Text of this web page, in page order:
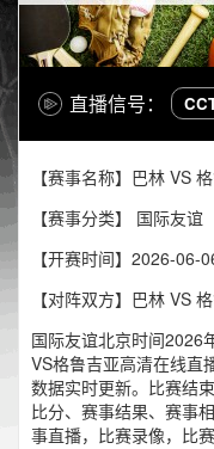
直播信号：
【赛事名称】巴林 VS
【赛事分类】 国际友谊
【开赛时间】2026-06-
【对阵双方】巴林 VS
国际友谊北京时间2026
VS格鲁吉亚高清在线直
数据实时更新。比赛结
比分、赛事结果、赛事
事直播，比赛录像，比